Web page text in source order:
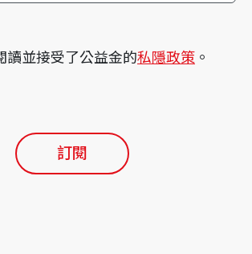
讀並接受了公益金的私隱政策 。
訂閱